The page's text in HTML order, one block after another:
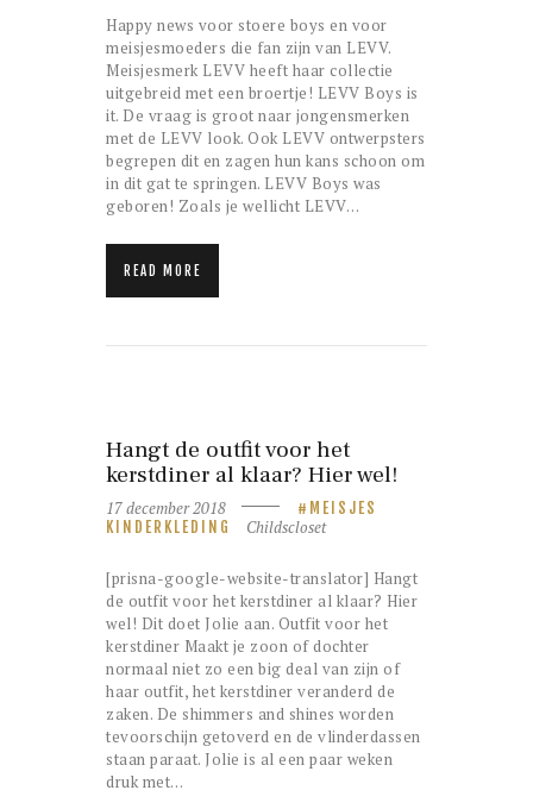
Happy news voor stoere boys en voor
meisjesmoeders die fan zijn van LEVV.
Meisjesmerk LEVV heeft haar collectie
uitgebreid met een broertje! LEVV Boys is
it. De vraag is groot naar jongensmerken
met de LEVV look. Ook LEVV ontwerpsters
begrepen dit en zagen hun kans schoon om
in dit gat te springen. LEVV Boys was
geboren! Zoals je wellicht LEVV…
READ MORE
Hangt de outfit voor het
kerstdiner al klaar? Hier wel!
17 december 2018
MEISJES
KINDERKLEDING
Childscloset
[prisna-google-website-translator] Hangt
de outfit voor het kerstdiner al klaar? Hier
wel! Dit doet Jolie aan. Outfit voor het
kerstdiner Maakt je zoon of dochter
normaal niet zo een big deal van zijn of
haar outfit, het kerstdiner veranderd de
zaken. De shimmers and shines worden
tevoorschijn getoverd en de vlinderdassen
staan paraat. Jolie is al een paar weken
druk met…